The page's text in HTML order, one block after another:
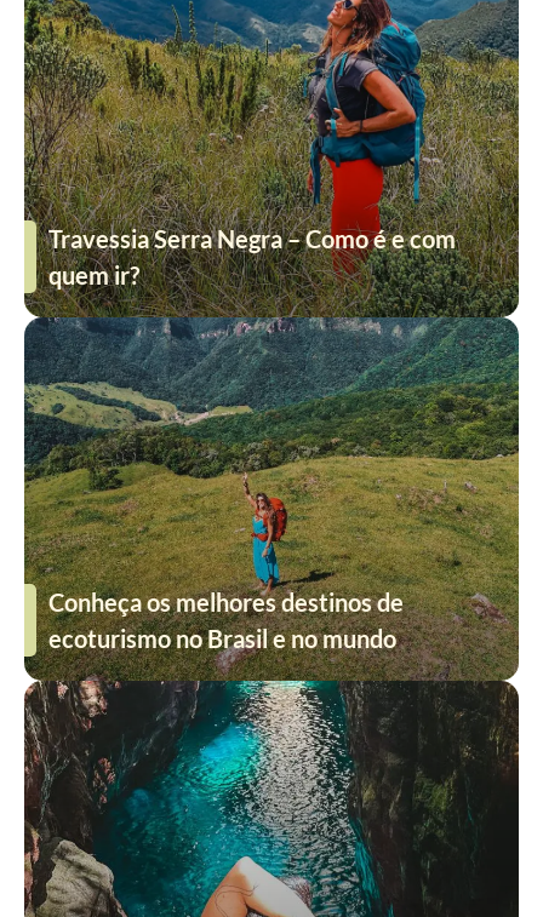
Travessia Serra Negra – Como é e com
quem ir?
Conheça os melhores destinos de
ecoturismo no Brasil e no mundo